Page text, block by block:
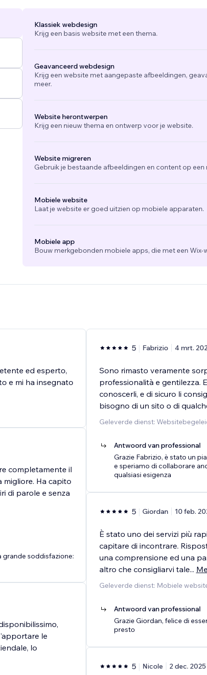
Klassiek webdesign
Krijg een basis website met een thema.
Geavanceerd webdesign
Krijg een website met aangepaste afbeeldingen,
meer.
Website herontwerpen
Krijg een nieuw thema en ontwerp voor je website.
Website migreren
Gebruik je bestaande afbeeldingen en content op een
Mobiele website
Laat je website er goed uitzien op mobiele apparaten.
Mobiele app
Bouw merkgebonden mobiele apps, die met een Wix-
ed esperto,
e mi ha insegnato
completamente il
migliore. Ha capito
di parole e senza
grande soddisfazione:
le
lo
5 Fabrizio 4 mrt.
Sono rimasto veramente
professionalità e gentilezza.
conoscerli, e di sicuro li
bisogno di un sito o di
Geleverde dienst:
Antwoord van professional
Grazie Fabrizio, è stato un
e speriamo di collaborare
qualsiasi esigenza
5 Giordan 10 feb.
È stato uno dei servizi più
capitare di incontrare.
una comprensione ed una
altro che consigliarvi tale...
Geleverde dienst: Mobiele
Antwoord van professional
Grazie Giordan, felice di
presto
5 Nicole 2 dec. 2025